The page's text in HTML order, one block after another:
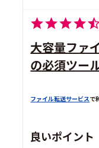
大容量ファ
の必須ツー
ファイル転送サービスで
良いポイント